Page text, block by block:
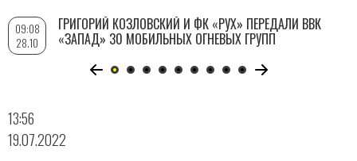
содержанию
13:56
19.07.2022
09:08
28.10
ГРИГОРИЙ КОЗЛОВСКИЙ И ФК «РУХ» ПЕРЕДАЛИ ВВК
«ЗАПАД» 30 МОБИЛЬНЫХ ОГНЕВЫХ ГРУПП